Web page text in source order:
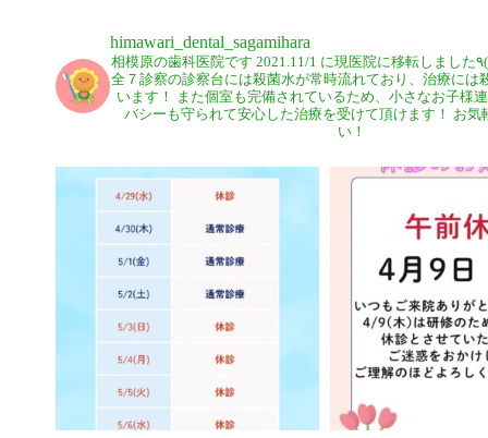
himawari_dental_sagamihara
相模原の歯科医院です
全７診察の診察台には殺菌水が常時流れており、治療には
います！
また個室も完備されているため、小さなお子様
バシーも守られて安心した治療を受けて頂けます！ お気
い！